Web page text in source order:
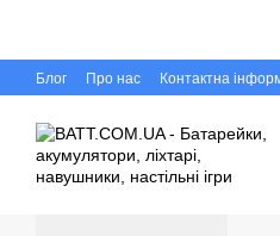
Блог Про нас Контактна